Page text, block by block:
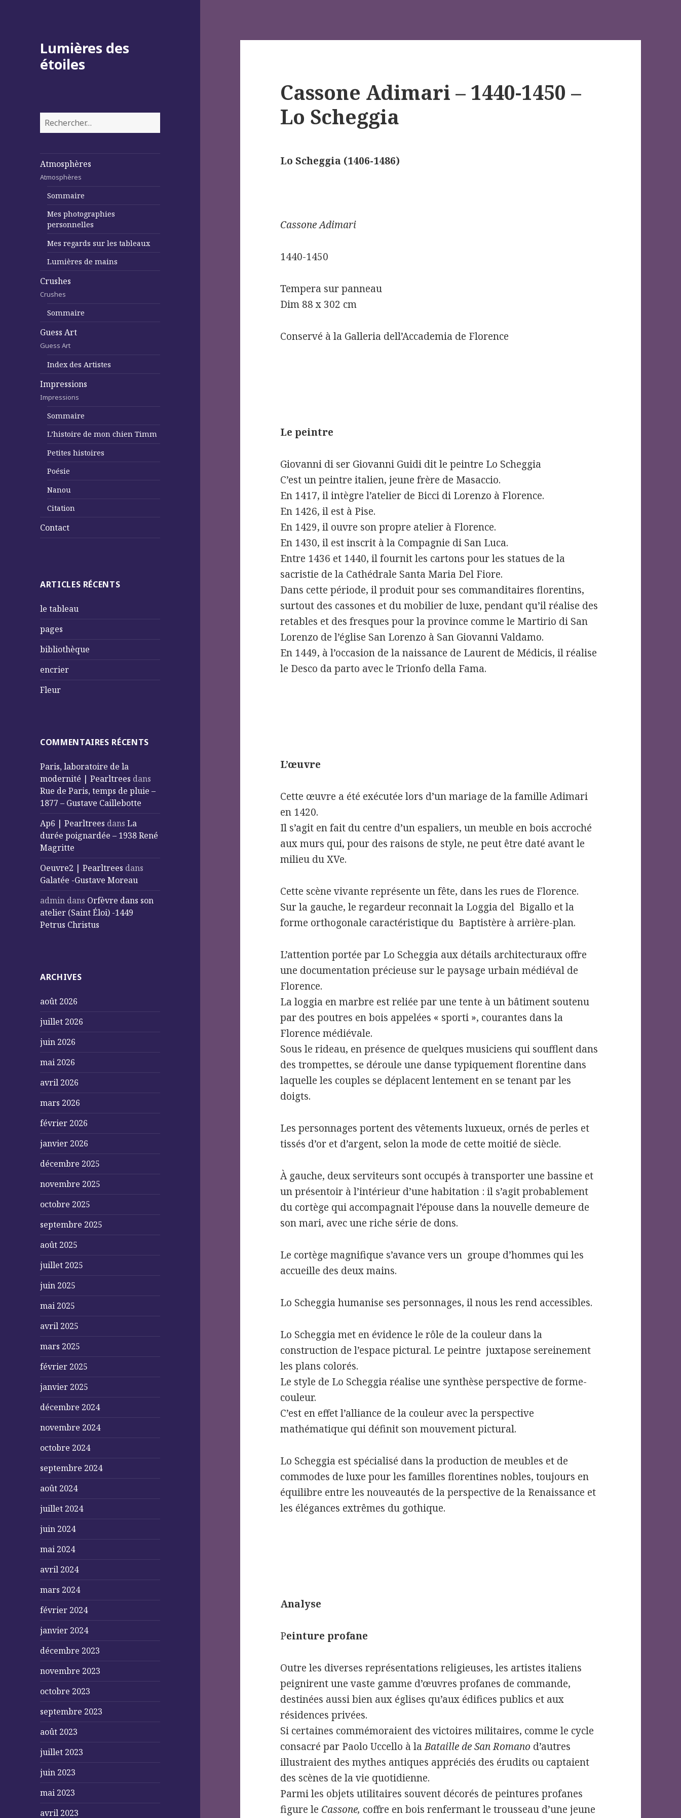
Lumières des
étoiles
Rechercher :
Atmosphères
Atmosphères
Sommaire
Mes photographies
personnelles
Mes regards sur les tableaux
Lumières de mains
Crushes
Crushes
Sommaire
Guess Art
Guess Art
Index des Artistes
Impressions
Impressions
Sommaire
L’histoire de mon chien Timm
Petites histoires
Poésie
Nanou
Citation
Contact
ARTICLES RÉCENTS
le tableau
pages
bibliothèque
encrier
Fleur
COMMENTAIRES RÉCENTS
Paris, laboratoire de la
modernité | Pearltrees dans
Rue de Paris, temps de pluie –
1877 – Gustave Caillebotte
Ap6 | Pearltrees dansLa
durée poignardée – 1938 René
Magritte
Oeuvre2 | Pearltrees dans
Galatée -Gustave Moreau
admin dans Orfèvre dans son
atelier (Saint Éloi) -1449
Petrus Christus
ARCHIVES
août 2026
juillet 2026
juin 2026
mai 2026
avril 2026
mars 2026
février 2026
janvier 2026
décembre 2025
novembre 2025
octobre 2025
septembre 2025
août 2025
juillet 2025
juin 2025
mai 2025
avril 2025
mars 2025
février 2025
janvier 2025
décembre 2024
novembre 2024
octobre 2024
septembre 2024
août 2024
juillet 2024
juin 2024
mai 2024
avril 2024
mars 2024
février 2024
janvier 2024
décembre 2023
novembre 2023
octobre 2023
septembre 2023
août 2023
juillet 2023
juin 2023
mai 2023
avril 2023
Cassone Adimari – 1440-1450 –
Lo Scheggia
Lo Scheggia (1406-1486)
Cassone Adimari
1440-1450
Tempera sur panneau
Dim 88 x 302 cm
Conservé à la Galleria dell’Accademia de Florence
Le peintre
Giovanni di ser Giovanni Guidi dit le peintre Lo Scheggia
C’est un peintre italien, jeune frère de Masaccio.
En 1417, il intègre l’atelier de Bicci di Lorenzo à Florence.
En 1426, il est à Pise.
En 1429, il ouvre son propre atelier à Florence.
En 1430, il est inscrit à la Compagnie di San Luca.
Entre 1436 et 1440, il fournit les cartons pour les statues de la
sacristie de la Cathédrale Santa Maria Del Fiore.
Dans cette période, il produit pour ses commanditaires florentins,
surtout des cassones et du mobilier de luxe, pendant qu’il réalise des
retables et des fresques pour la province comme le Martirio di San
Lorenzo de l’église San Lorenzo à San Giovanni Valdamo.
En 1449, à l’occasion de la naissance de Laurent de Médicis, il réalise
le Desco da parto avec le Trionfo della Fama.
L’œuvre
Cette œuvre a été exécutée lors d’un mariage de la famille Adimari
en 1420.
Il s’agit en fait du centre d’un espaliers, un meuble en bois accroché
aux murs qui, pour des raisons de style, ne peut être daté avant le
milieu du XVe.
Cette scène vivante représente un fête, dans les rues de Florence.
Sur la gauche, le regardeur reconnait la Loggia del Bigallo et la
forme orthogonale caractéristique du Baptistère à arrière-plan.
L’attention portée par Lo Scheggia aux détails architecturaux offre
une documentation précieuse sur le paysage urbain médiéval de
Florence.
La loggia en marbre est reliée par une tente à un bâtiment soutenu
par des poutres en bois appelées « sporti », courantes dans la
Florence médiévale.
Sous le rideau, en présence de quelques musiciens qui soufflent dans
des trompettes, se déroule une danse typiquement florentine dans
laquelle les couples se déplacent lentement en se tenant par les
doigts.
Les personnages portent des vêtements luxueux, ornés de perles et
tissés d’or et d’argent, selon la mode de cette moitié de siècle.
À gauche, deux serviteurs sont occupés à transporter une bassine et
un présentoir à l’intérieur d’une habitation : il s’agit probablement
du cortège qui accompagnait l’épouse dans la nouvelle demeure de
son mari, avec une riche série de dons.
Le cortège magnifique s’avance vers un groupe d’hommes qui les
accueille des deux mains.
Lo Scheggia humanise ses personnages, il nous les rend accessibles.
Lo Scheggia met en évidence le rôle de la couleur dans la
construction de l’espace pictural. Le peintre juxtapose sereinement
les plans colorés.
Le style de Lo Scheggia réalise une synthèse perspective de forme-
couleur.
C’est en effet l’alliance de la couleur avec la perspective
mathématique qui définit son mouvement pictural.
Lo Scheggia est spécialisé dans la production de meubles et de
commodes de luxe pour les familles florentines nobles, toujours en
équilibre entre les nouveautés de la perspective de la Renaissance et
les élégances extrêmes du gothique.
Analyse
Peinture profane
Outre les diverses représentations religieuses, les artistes italiens
peignirent une vaste gamme d’œuvres profanes de commande,
destinées aussi bien aux églises qu’aux édifices publics et aux
résidences privées.
Si certaines commémoraient des victoires militaires, comme le cycle
consacré par Paolo Uccello à laBataille de San Romano d’autres
illustraient des mythes antiques appréciés des érudits ou captaient
des scènes de la vie quotidienne.
Parmi les objets utilitaires souvent décorés de peintures profanes
figure le Cassone, coffre en bois renfermant le trousseau d’une jeune